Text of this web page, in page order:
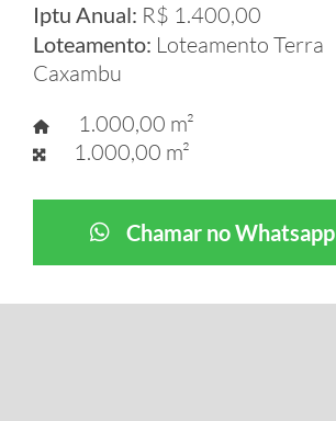
Iptu Anual: R$ 1.400,00
Loteamento: Loteamento Terra
Caxambu
1.000,00 m²
1.000,00 m²
Chamar no Whatsapp